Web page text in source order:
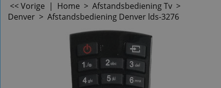
<< Vorige | Home > Afstandsbediening Tv >
Denver > Afstandsbediening Denver lds-3276